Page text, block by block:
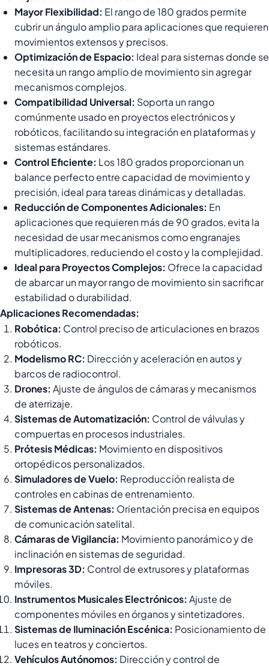
Mayor Flexibilidad: El rango de 180 grados permite
cubrir un ángulo amplio para aplicaciones que requieren
movimientos extensos y precisos.
Optimización de Espacio: Ideal para sistemas donde se
necesita un rango amplio de movimiento sin agregar
mecanismos complejos.
Compatibilidad Universal: Soporta un rango
comúnmente usado en proyectos electrónicos y
robóticos, facilitando su integración en plataformas y
sistemas estándares.
Control Eficiente: Los 180 grados proporcionan un
balance perfecto entre capacidad de movimiento y
precisión, ideal para tareas dinámicas y detalladas.
Reducción de Componentes Adicionales: En
aplicaciones que requieren más de 90 grados, evita la
necesidad de usar mecanismos como engranajes
multiplicadores, reduciendo el costo y la complejidad.
Ideal para Proyectos Complejos: Ofrece la capacidad
de abarcar un mayor rango de movimiento sin sacrificar
estabilidad o durabilidad.
Aplicaciones Recomendadas:
Robótica: Control preciso de articulaciones en brazos
robóticos.
Modelismo RC: Dirección y aceleración en autos y
barcos de radiocontrol.
Drones: Ajuste de ángulos de cámaras y mecanismos
de aterrizaje.
Sistemas de Automatización: Control de válvulas y
compuertas en procesos industriales.
Prótesis Médicas: Movimiento en dispositivos
ortopédicos personalizados.
Simuladores de Vuelo: Reproducción realista de
controles en cabinas de entrenamiento.
Sistemas de Antenas: Orientación precisa en equipos
de comunicación satelital.
Cámaras de Vigilancia: Movimiento panorámico y de
inclinación en sistemas de seguridad.
Impresoras 3D: Control de extrusores y plataformas
móviles.
Instrumentos Musicales Electrónicos: Ajuste de
componentes móviles en órganos y sintetizadores.
Sistemas de Iluminación Escénica: Posicionamiento de
luces en teatros y conciertos.
Vehículos Autónomos: Dirección y control de